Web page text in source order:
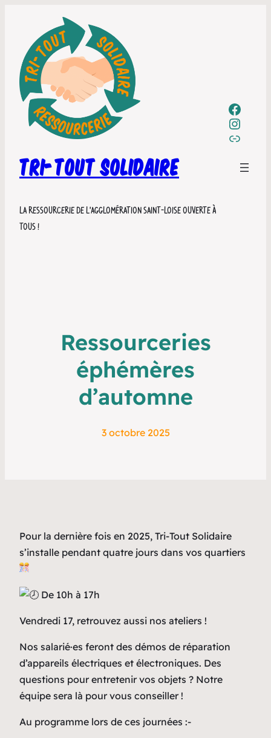
TRI-TOUT SOLIDAIRE
La ressourcerie de l’agglomération saint-loise ouverte à
tous !
Icône avec lien Facebook vers
Icône avec lien Instagram vers
Label
Ressourceries
éphémères
d’automne
3 octobre 2025
Pour la dernière fois en 2025, Tri-Tout Solidaire
s’installe pendant quatre jours dans vos quartiers
De 10h à 17h
Vendredi 17, retrouvez aussi nos ateliers !
Nos salarié·es feront des démos de réparation
d’appareils électriques et électroniques. Des
questions pour entretenir vos objets ? Notre
équipe sera là pour vous conseiller !
Au programme lors de ces journées :-